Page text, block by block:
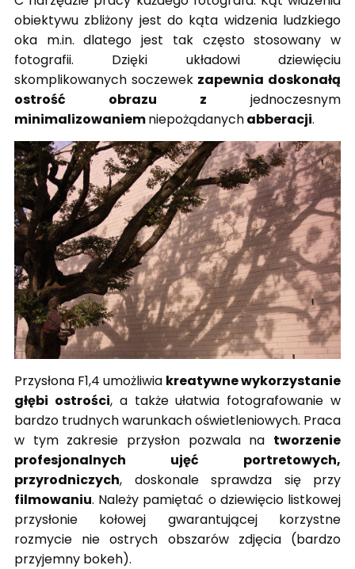
obiektywu zbliżony jest do kąta widzenia ludzkiego
oka m.in. dlatego jest tak często stosowany w
fotografii. Dzięki układowi dziewięciu
skomplikowanych soczewek zapewnia doskonałą
ostrość obrazu
z jednoczesnym
minimalizowaniemniepożądanychabberacji.
Przysłona F1,4 umożliwia kreatywne wykorzystanie
głębi ostrości, a także ułatwia fotografowanie w
bardzo trudnych warunkach oświetleniowych. Praca
w tym zakresie przysłon pozwala na tworzenie
profesjonalnych ujęć portretowych,
przyrodniczych, doskonale sprawdza się przy
filmowaniu. Należy pamiętać o dziewięcio listkowej
przysłonie kołowej gwarantującej korzystne
rozmycie nie ostrych obszarów zdjęcia (bardzo
przyjemny bokeh).